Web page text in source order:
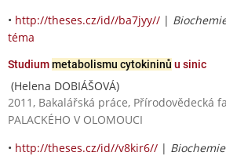
• http://theses.cz/id//ba7jyy// |
téma
Studiummetabolismu cytokininů u sinic
(Helena DOBIÁŠOVÁ)
2011, Bakalářská práce, Přírodovědecká
PALACKÉHO V OLOMOUCI
• http://theses.cz/id//v8kir6// |